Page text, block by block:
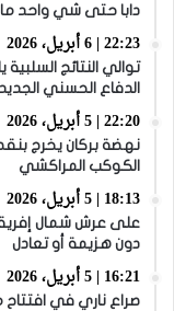
دابا حتى شي واحد ما
22:23 | 6 أبريل، 2026
توالي النتائج
الدفاع الحسني
22:20 | 5 أبريل، 2026
نهضة بركان يخرج
الكوكب المراكشي
18:13 | 5 أبريل، 2026
دون هزيمة أو تعادل
16:21 | 5 أبريل، 2026
صراع ناري في افتتاح